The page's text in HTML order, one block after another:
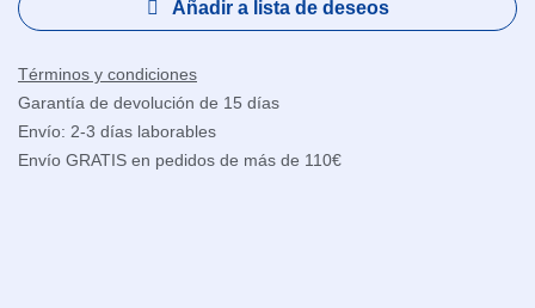
Añadir a lista de deseos
Términos y condiciones
Garantía de devolución de 15 días
Envío: 2-3 días laborables
Envío GRATIS en pedidos de más de 110€